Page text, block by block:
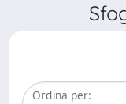
Ordina per: